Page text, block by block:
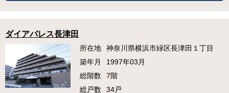
ダイアパレス長津田
所在地
神奈川県横浜市緑区長津田１丁目
築年月
1997年03月
総階数
7階
総戸数
34戸